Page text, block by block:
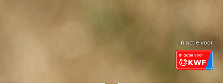
In actie voor